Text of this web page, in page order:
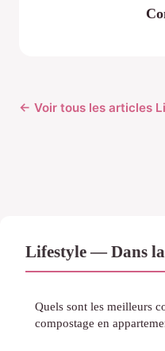
← Voir tous les articles
Lifestyle — Dans
Quels sont les meilleurs
compostage en